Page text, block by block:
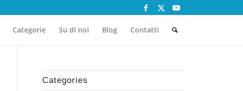
Categorie Su di noi Blog Contatti
Categories